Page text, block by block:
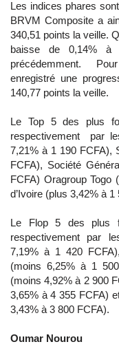
Les indices phares
BRVM Composite a
340,51 points la veille.
baisse de 0,14% à
précédemment.
enregistré une
140,77 points la veille.
Le Top 5 des plus
respectivement par
7,21% à 1 190 FCFA),
FCFA), Société
FCFA) Oragroup Togo
d’Ivoire (plus 3,42% à 1
Le Flop 5 des plus
respectivement par
7,19% à 1 420
(moins 6,25% à 1
(moins 4,92% à 2 900
3,65% à 4 355 FCFA)
3,43% à 3 800 FCFA).
Oumar Nourou